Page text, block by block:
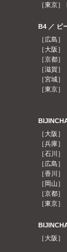
［東京］
B4 ／ ビ
［広島
［大阪
［京都
［滋賀
［宮城
［東京
［大阪
［兵庫
［石川
［広島
［香川
［岡山
［京都
［東京
［大阪